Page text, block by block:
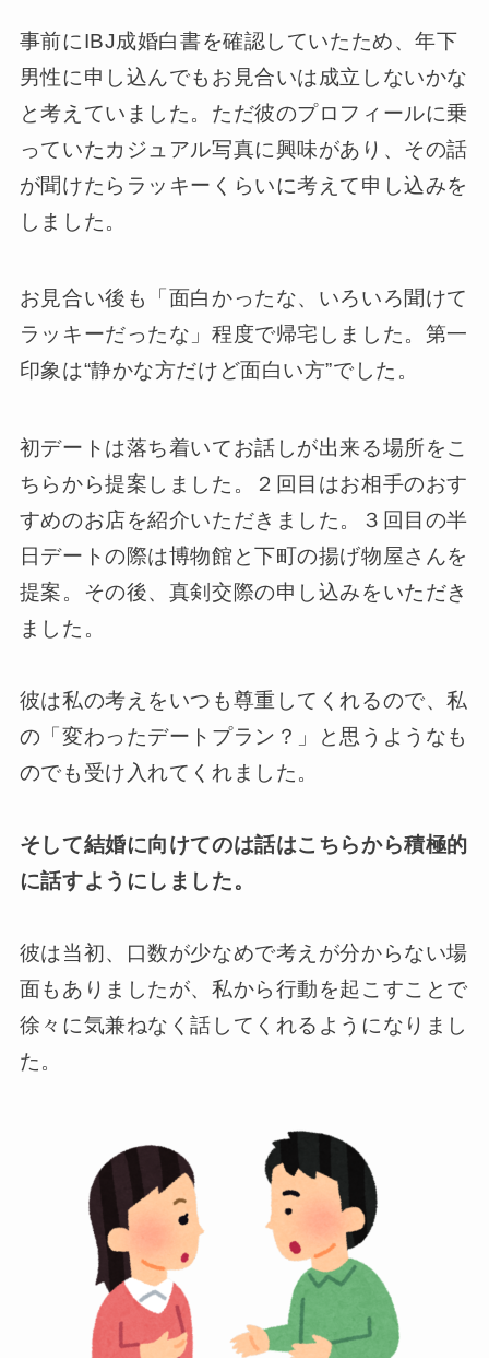
事前にIBJ成婚白書を確認していたため、年下
男性に申し込んでもお見合いは成立しないかな
と考えていました。ただ彼のプロフィールに乗
っていたカジュアル写真に興味があり、その話
が聞けたらラッキーくらいに考えて申し込みを
しました。
お見合い後も「面白かったな、いろいろ聞けて
ラッキーだったな」程度で帰宅しました。第一
印象は“静かな方だけど面白い方”でした。
初デートは落ち着いてお話しが出来る場所をこ
ちらから提案しました。２回目はお相手のおす
すめのお店を紹介いただきました。３回目の半
日デートの際は博物館と下町の揚げ物屋さんを
提案。その後、真剣交際の申し込みをいただき
ました。
彼は私の考えをいつも尊重してくれるので、私
の「変わったデートプラン？」と思うようなも
のでも受け入れてくれました。
そして結婚に向けてのは話はこちらから積極的
に話すようにしました。
彼は当初、口数が少なめで考えが分からない場
面もありましたが、私から行動を起こすことで
徐々に気兼ねなく話してくれるようになりまし
た。